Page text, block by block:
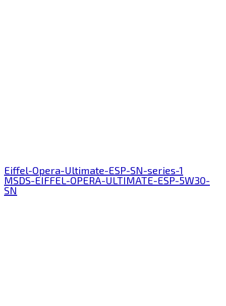
Eiffel-Opera-Ultimate-ESP-SN-series-1
MSDS-EIFFEL-OPERA-ULTIMATE-ESP-5W30-
SN